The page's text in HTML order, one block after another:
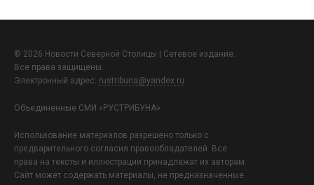
© 2026 Новости Северной Столицы | Сетевое издание.
Все права защищены.
Электронный адрес: rustribuna@yandex.ru
Объединенные СМИ «РУСТРИБУНА»
Использование материалов разрешено только с
предварительного согласия правообладателей. Все
права на тексты и иллюстрации принадлежат их авторам.
Сайт может содержать материалы, не предназначенные